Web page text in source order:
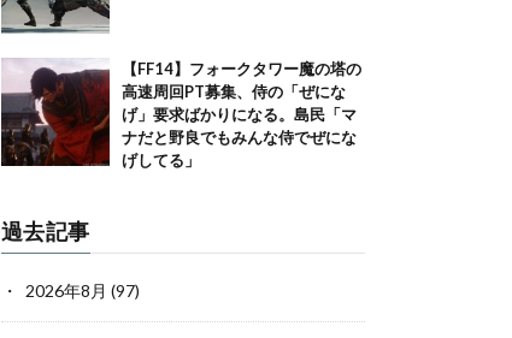
【FF14】フォークタワー魔の塔の
高速周回PT募集、侍の「ぜにな
げ」要求ばかりになる。島民「マ
ナだと野良でもみんな侍でぜにな
げしてる」
過去記事
2026年8月 (97)